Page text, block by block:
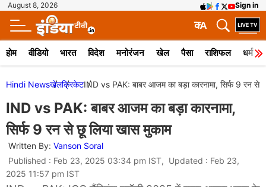
August 8, 2026 Sign in
A
क
होम वीडियो भारत विदेश मनोरंजन खेल पैसा राशिफल धर्म
Hindi Newsखेलक्रिकेटIND vs PAK: बाबर आजम का बड़ा कारनामा, सिर्फ 9 रन से
IND vs PAK: बाबर आजम का बड़ा कारनामा,
सिर्फ 9 रन से छू लिया खास मुकाम
Written By: Vanson Soral
Published : Feb 23, 2025 03:34 pm IST, Updated : Feb 23,
2025 11:57 pm IST